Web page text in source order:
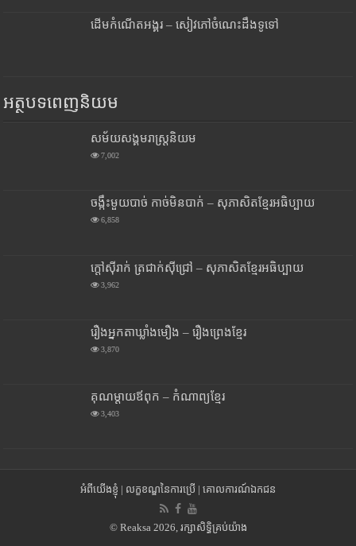
ដើមកំណើតអង្គរ – សៀវភៅចំណេះដឹងទូទៅ
អត្ថបទពេញនិយម
សម័យសង្គមរាស្រ្តនិយម
7,002
ចង្កឹះមួយបាច់ កាច់មិនបាក់ – សុភាសិតខ្មែរអធិប្បាយ
6,858
ក្តៅស៊ីរាក់ ត្រជាក់ស៊ីជ្រៅ – សុភាសិតខ្មែរអធិប្បាយ
3,962
រឿងអ្នកតាឃ្លាំងមឿង – រឿងព្រេងខ្មែរ
3,870
គុណម្តាយឪពុក – កំណាព្យខ្មែរ
3,403
អំពីយើងខ្ញុំ | លក្ខខណ្ឌនៃការប្រើ | គោលការណ៍ឯកជន
© Reaksa 2026, រក្សាសិទ្ធិគ្រប់យ៉ាង